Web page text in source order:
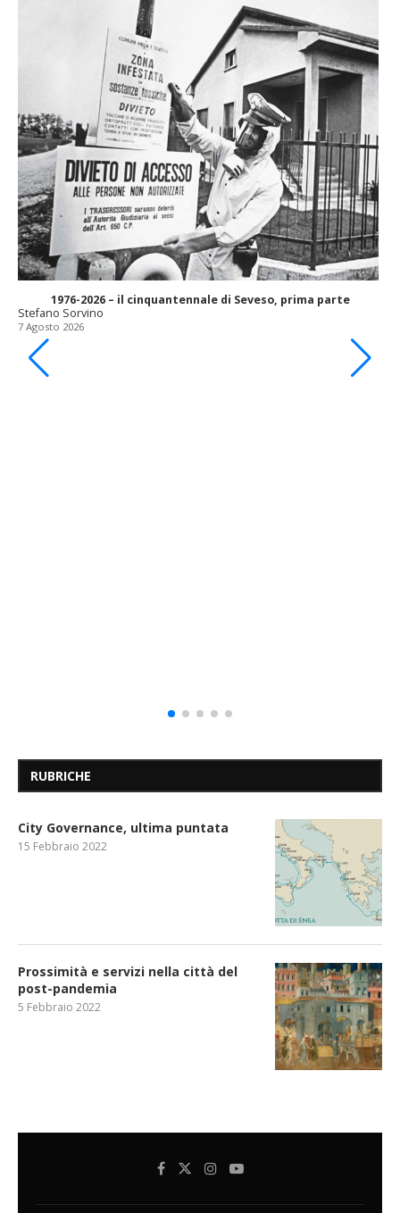
1976-2026 – il cinquantennale di Seveso, prima parte
Stefano Sorvino
7 Agosto 2026
RUBRICHE
City Governance, ultima puntata
15 Febbraio 2022
Prossimità e servizi nella città del
post-pandemia
5 Febbraio 2022